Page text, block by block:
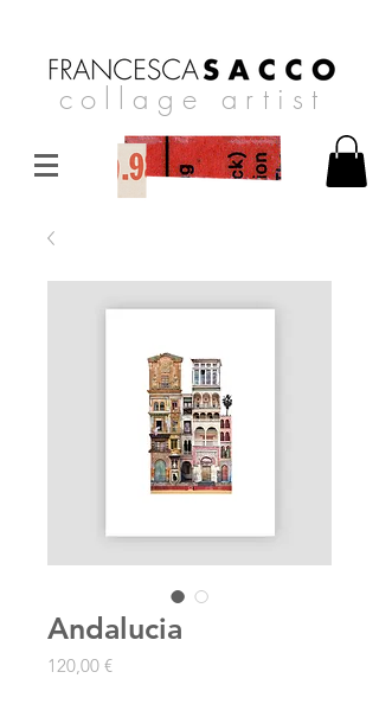
collage artist
Andalucia
120,00 €Prezzo